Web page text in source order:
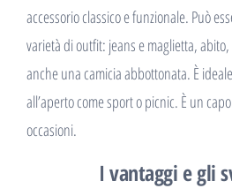
accessorio classico e funzionale. Può
varietà di outfit: jeans e maglietta,
anche una camicia abbottonata. È
all’aperto come sport o picnic. È un
occasioni.
I vantaggi e gli